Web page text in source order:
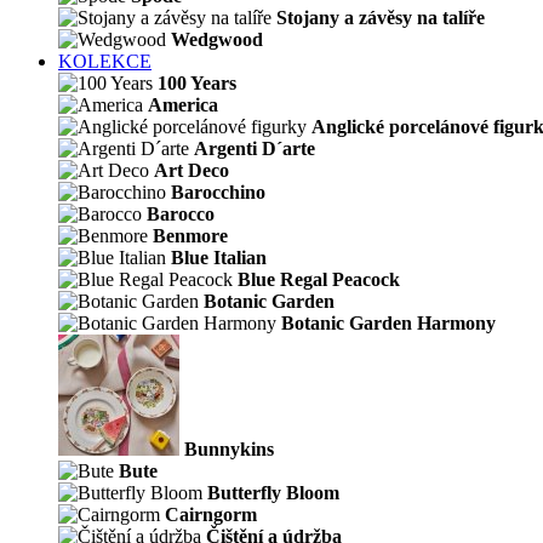
Stojany a závěsy na talíře
Wedgwood
KOLEKCE
100 Years
America
Anglické porcelánové
Argenti D´arte
Art Deco
Barocchino
Barocco
Benmore
Blue Italian
Blue Regal Peacock
Botanic Garden
Botanic Garden Harmony
Bunnykins
Bute
Butterfly Bloom
Cairngorm
Čištění a údržba